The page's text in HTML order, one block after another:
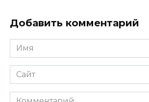
Добавить комментарий
Имя
*
Сайт
Комментарий